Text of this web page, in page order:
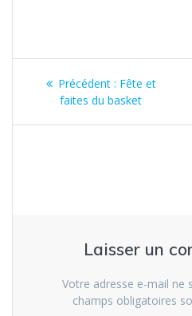
Navigation
Précédent : Article
précédent
Fête et
faites du basket
Laisser un
Votre adresse e-mail ne
champs obligatoires